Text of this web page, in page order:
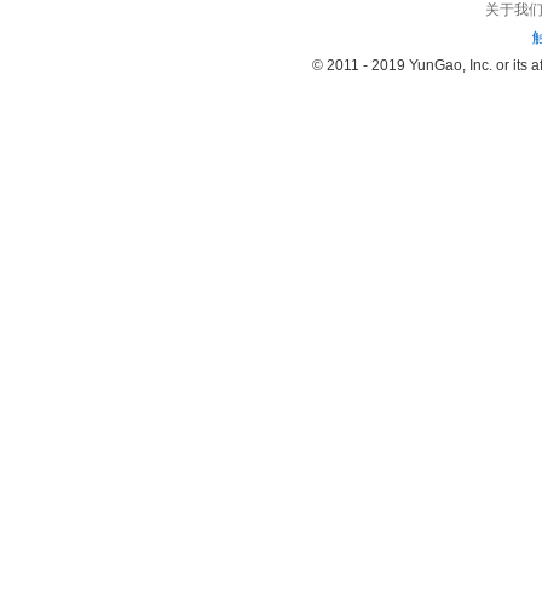
关于我们
© 2011 - 2019 YunGao, Inc. or its